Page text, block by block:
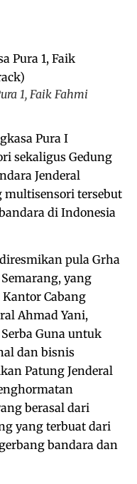
1, Faik Fahmi
Pura I
sekaligus Gedung
Jenderal
multisensori tersebut
di Indonesia
pula Grha
yang
Cabang
Ahmad Yani,
Guna untuk
dan bisnis
Patung Jenderal
berasal dari
yang terbuat dari
bandara dan